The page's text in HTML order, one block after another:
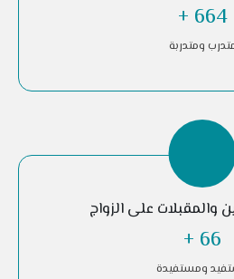
1,565
+
ومتدربة
والمقبلات على الزواج
156
+
ومستفيدة